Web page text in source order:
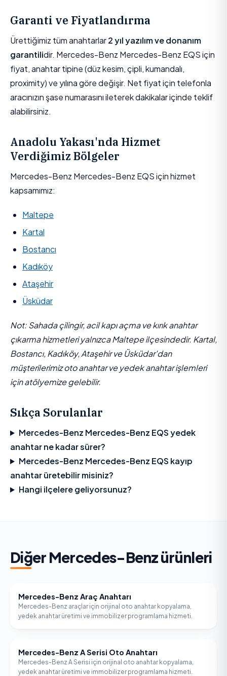
Garanti ve Fiyatlandırma
Ürettiğimiz tüm anahtarlar2 yıl yazılım ve donanım
garantilidir. Mercedes-Benz Mercedes-Benz EQS için
fiyat, anahtar tipine (düz kesim, çipli, kumandalı,
proximity) ve yılına göre değişir. Net fiyat için telefonla
aracınızın şase numarasını ileterek dakikalar içinde teklif
alabilirsiniz.
Anadolu Yakası'nda Hizmet
Verdiğimiz Bölgeler
Mercedes-Benz Mercedes-Benz EQS için hizmet
kapsamımız:
Maltepe
Kartal
Bostancı
Kadıköy
Ataşehir
Üsküdar
Not: Sahada çilingir, acil kapı açma ve kırık anahtar
çıkarma hizmetleri yalnızca Maltepe ilçesindedir. Kartal,
Bostancı, Kadıköy, Ataşehir ve Üsküdar'dan
müşterilerimiz oto anahtar ve yedek anahtar işlemleri
için atölyemize gelebilir.
Sıkça Sorulanlar
Mercedes-Benz Mercedes-Benz EQS yedek
anahtar ne kadar sürer?
Mercedes-Benz Mercedes-Benz EQS kayıp
anahtar üretebilir misiniz?
Hangi ilçelere geliyorsunuz?
Diğer Mercedes-Benzürünleri
MERCEDES-BENZ
Mercedes-Benz Araç Anahtarı
Mercedes-Benz araçlar için orijinal oto anahtar kopyalama,
yedek anahtar üretimi ve immobilizer programlama hizmeti.
MERCEDES-BENZ
Mercedes-Benz A Serisi Oto Anahtarı
Mercedes-Benz A Serisi için orijinal oto anahtar kopyalama,
yedek anahtar üretimi ve immobilizer programlama hizmeti.